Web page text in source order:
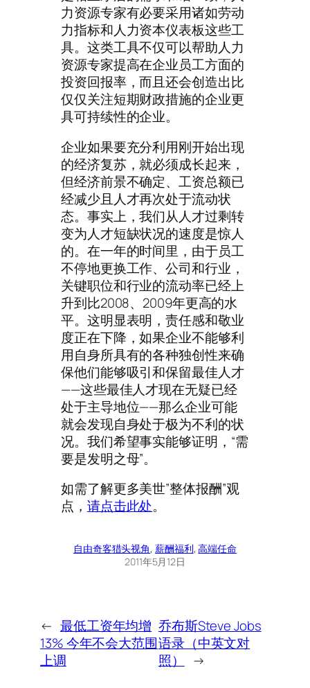
力资源专家有必要采用诸如劳动
力指标和人力资本仪表板这些工
具。这类工具不仅可以帮助人力
资源专家提高在企业员工方面的
投资回报率，而且还会创造出比
仅仅关注短期财政措施的企业更
具可持续性的企业。
企业如果要充分利用刚开始出现
的经济复苏，就必须成长起来，
但经济前景不确定、工资总额已
经减少且人才再次处于流动状
态。事实上，我们从人才过剩转
变为人才短缺状况的速度是惊人
的。在一年的时间里，由于员工
不停地更换工作、公司和行业，
关键职位和行业的流动率已经上
升到比2008、2009年更高的水
平。这明显表明，责任感和敬业
度正在下降，如果企业不能够利
用自身所具有的各种独创性来确
保他们能够吸引和保留最佳人才
——这些最佳人才现在无疑已经
处于主导地位——那么企业可能
就会发现自身处于极为不利的状
况。我们希望事实能够证明，“需
要是发明之母”。
如需了解更多美世”整体报酬”观
点， 请点击此处。
自由奇客猎头视角, 薪酬福利, 高端任命
2011年5月12日
← 最低工资年均增
13% 今年不会大范围
上调
乔布斯Steve Jobs
语录（中英文对
照）
→